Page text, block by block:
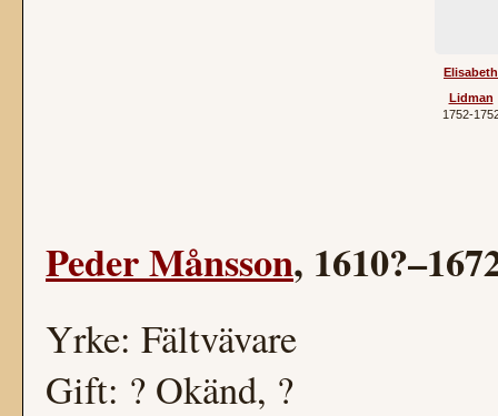
Elisabeth
Lidman
Peder Månsson,
Yrke: Fältvävare
Gift: ? Okänd, ?